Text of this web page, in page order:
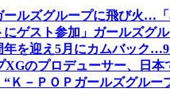
ルズグループに飛び火…
にゲスト参加」ガールズグ
を迎え5月にカムバック
のプロデューサー、日本
Ｋ－ＰＯＰガールズグル